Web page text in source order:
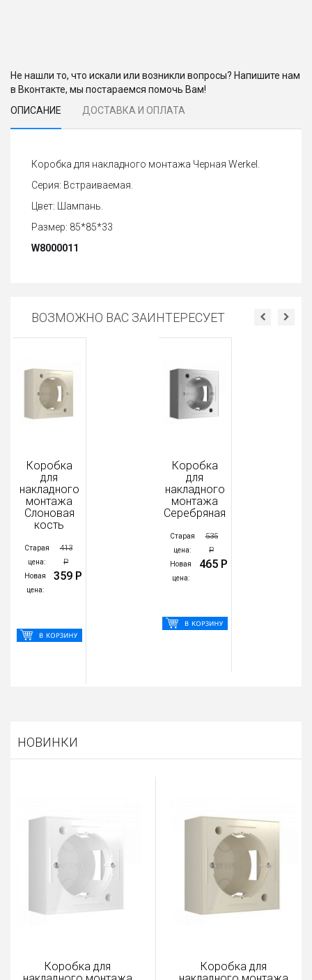
НОВИНКИ
Коробка для
Коробка для
Не нашли то, что искали или возникли вопросы? Напишите нам
в Вконтакте, мы постараемся помочь Вам!
ОПИСАНИЕ
ДОСТАВКА И ОПЛАТА
Коробка для накладного монтажа Черная Werkel.
Серия: Встраиваемая.
Цвет: Шампань.
Размер: 85*85*33
W8000011
ВОЗМОЖНО ВАС ЗАИНТЕРЕСУЕТ
Коробка
для
накладного
монтажа
Слоновая
кость
Старая
цена:
413
Р
Новая
цена:
359 Р
Коробка
для
накладного
монтажа
Серебряная
Старая
цена:
535
Р
Новая
цена:
465 Р